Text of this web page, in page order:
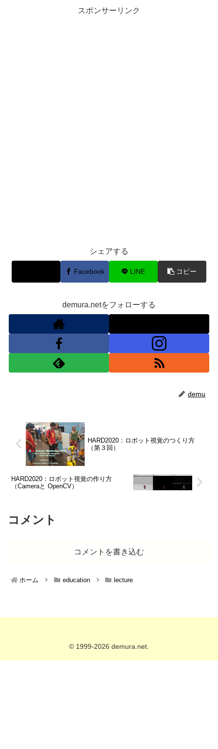
スポンサーリンク
シェアする
Facebook LINE コピー
demura.netをフォローする
demu
HARD2020：ロボット視覚のつくり方
（第３回）
HARD2020：ロボット視覚の作り方
（Cameraと OpenCV）
コメント
コメントを書き込む
ホーム education lecture
© 1999-2026 demura.net.